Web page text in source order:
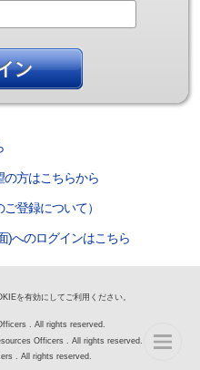
方はこちらから
登録について）
)へのログインはこちら
を有効にしてご利用ください。
. All rights reserved.
Officers . All rights reserved.
. All rights reserved.